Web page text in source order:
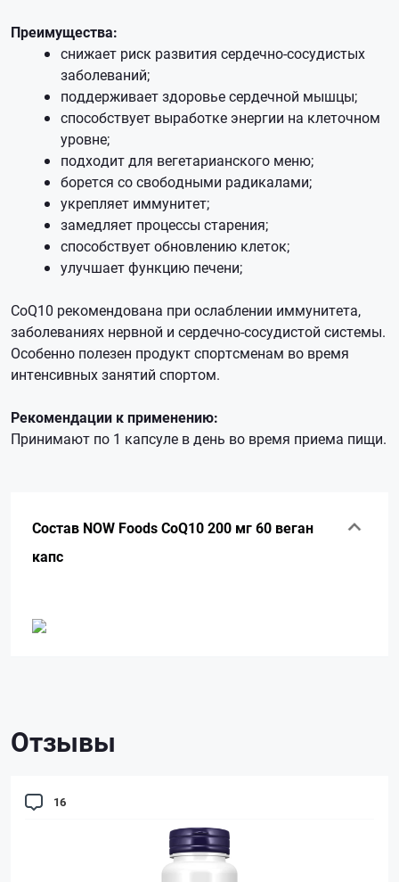
Преимущества:
снижает риск развития сердечно-сосудистых
заболеваний;
поддерживает здоровье сердечной мышцы;
способствует выработке энергии на клеточном
уровне;
подходит для вегетарианского меню;
борется со свободными радикалами;
укрепляет иммунитет;
замедляет процессы старения;
способствует обновлению клеток;
улучшает функцию печени;
CoQ10 рекомендована при ослаблении иммунитета,
заболеваниях нервной и сердечно-сосудистой системы.
Особенно полезен продукт спортсменам во время
интенсивных занятий спортом.
Рекомендации к применению:
Принимают по 1 капсуле в день во время приема пищи.
Состав NOW Foods CoQ10 200 мг 60 веган
капс
Отзывы
16